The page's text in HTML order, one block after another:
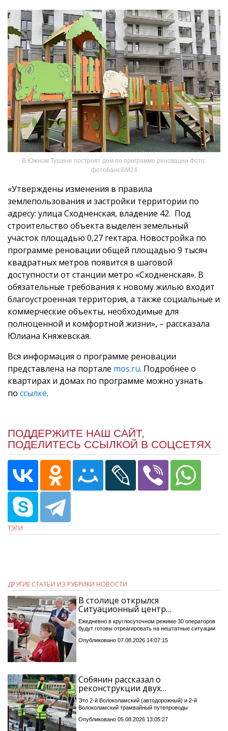
В Южном Тушине построят дом по программе реновации Фото:
фотобанк БМ24
«Утверждены изменения в правила
землепользования и застройки территории по
адресу: улица Сходненская, владение 42. Под
строительство объекта выделен земельный
участок площадью 0,27 гектара. Новостройка по
программе реновации общей площадью 9 тысяч
квадратных метров появится в шаговой
доступности от станции метро «Сходненская». В
обязательные требования к новому жилью входит
благоустроенная территория, а также социальные и
коммерческие объекты, необходимые для
полноценной и комфортной жизни», – рассказала
Юлиана Княжевская.
Вся информация о программе реновации
представлена на портале mos.ru. Подробнее о
квартирах и домах по программе можно узнать
по ссылке.
ПОДДЕРЖИТЕ НАШ САЙТ,
ПОДЕЛИТЕСЬ ССЫЛКОЙ В СОЦСЕТЯХ
ТЭГИ
ДРУГИЕ СТАТЬИ ИЗ РУБРИКИ НОВОСТИ
В столице открылся
Ситуационный центр…
Ежедневно в круглосуточном режиме 30 операторов
будут готовы отреагировать на нештатные ситуации
Опубликовано 07.08.2026 14:07:15
Собянин рассказал о
реконструкции двух…
Это 2-й Волоколамский (автодорожный) и 2-й
Волоколамский трамвайный путепроводы
Опубликовано 05.08.2026 13:05:27